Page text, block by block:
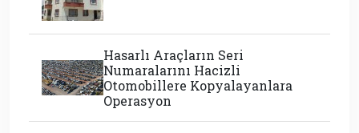
Hasarlı Araçların Seri
Numaralarını Hacizli
Otomobillere Kopyalayanlara
Operasyon